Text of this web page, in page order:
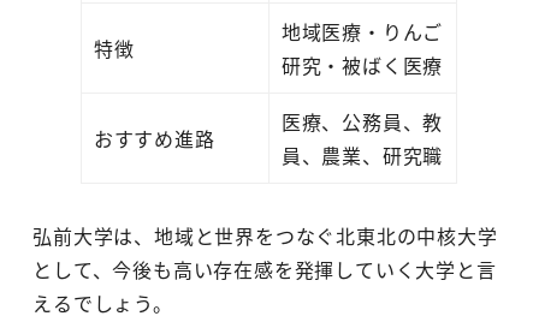
特徴
地域医療・りんご
研究・被ばく医療
おすすめ進路
医療、公務員、教
員、農業、研究職
弘前大学は、地域と世界をつなぐ北東北の中核大学
として、今後も高い存在感を発揮していく大学と言
えるでしょう。